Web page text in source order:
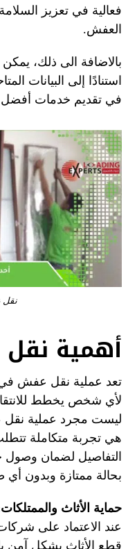
فعالية في تعزيز
العفش.
بالاضافة الى ذلك،
استنادًا إلى البيانات
في تقديم خدمات أفضل
أهمية
تعد عملية نقل عفش
لأي شخص يخطط
ليست مجرد عملية نقل
هي تجربة متكاملة
التفاصيل لضمان وصول
بحالة ممتازة وبدون أي
حماية الأثاث
عند الاعتماد على
قطع الأثاث بشكل آمن